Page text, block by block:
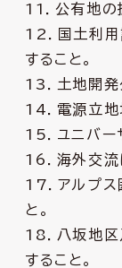
11．公有地の
12．国土利
すること。
13．土地開発
14．電源立地
15．ユニバー
16．海外交流
17．アルプス
と。
18．八坂地
すること。